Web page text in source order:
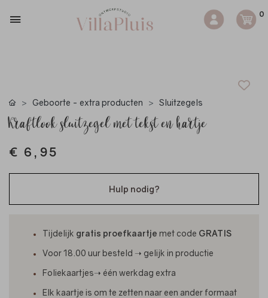
0
Geboorte - extra producten Sluitzegels
Kraftlook sluitzegel met tekst en hartje
€ 6,95
Hulp nodig?
Tijdelijk gratis proefkaartje met code GRATIS
Voor 18.00 uur besteld ➝ gelijk in productie
Foliekaartjes➝ één werkdag extra
Elk kaartje is om te zetten naar een ander formaat